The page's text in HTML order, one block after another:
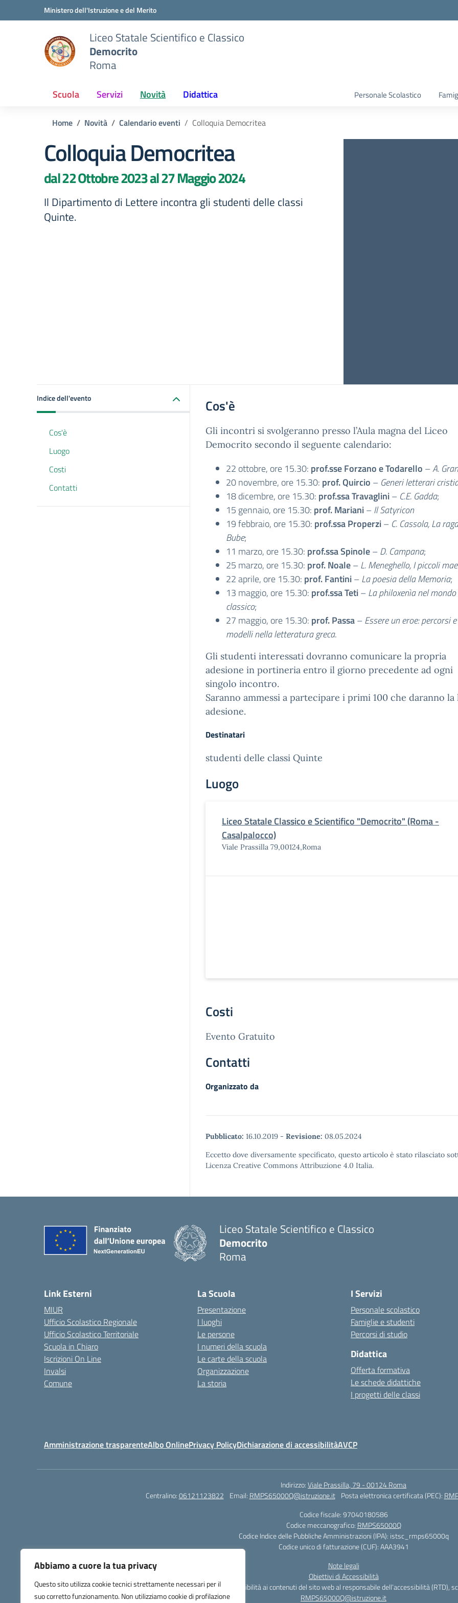
Abbiamo a cuore la tua privacy
Questo sito utilizza cookie tecnici strettamente necessari per il
suo corretto funzionamento. Non utilizziamo cookie di profilazione
Vai ai contenuti
Vai al menu di navigazioneMinistero dell'Istruzione e del Merito
Liceo Statale Scientifico e Classico
Democrito
Roma
Scuola Servizi Novità Didattica Personale Scolastico
Home Novità Calendario eventi Colloquia Democritea
Colloquia Democritea
dal 22 Ottobre 2023 al 27 Maggio 2024
Il Dipartimento di Lettere incontra gli studenti delle classi
Quinte.
Indice dell'evento
Cos'è
Luogo
Costi
Contatti
Cos'è
Gli incontri si svolgeranno presso l’Aula magna del Liceo
Democrito secondo il seguente calendario:
22 ottobre, ore 15.30: prof.sse Forzano e Todarello –A.
20 novembre, ore 15.30: prof. Quircio – Generi letterari
18 dicembre, ore 15.30: prof.ssa Travaglini– C.E. Gadda;
15 gennaio, ore 15.30: prof. Mariani–Il Satyricon
19 febbraio, ore 15.30: prof.ssa Properzi– C. Cassola, La
Bube;
11 marzo, ore 15.30: prof.ssa Spinole–D. Campana;
25 marzo, ore 15.30: prof. Noale–L. Meneghello, I piccoli
22 aprile, ore 15.30: prof. Fantini–La poesia della Memoria;
13 maggio, ore 15.30: prof.ssa Teti–La philoxenìa nel mondo
classico;
27 maggio, ore 15.30: prof. Passa–Essere un eroe: percorsi e
modelli nella letteratura greca.
Gli studenti interessati dovranno comunicare la propria
adesione in portineria entro il giorno precedente ad ogni
singolo incontro.
Saranno ammessi a partecipare i primi 100 che daranno
adesione.
Destinatari
studenti delle classi Quinte
Luogo
Liceo Statale Classico e Scientifico "Democrito" (Roma -
Casalpalocco)
Viale Prassilla 79,00124,Roma
Costi
Evento Gratuito
Contatti
Organizzato da
Pubblicato: 16.10.2019 - Revisione: 08.05.2024
Eccetto dove diversamente specificato, questo articolo è stato rilasciato
Licenza Creative Commons Attribuzione 4.0 Italia.
Liceo Statale Scientifico e Classico
Democrito
Roma
Link Esterni
MIUR
Ufficio Scolastico Regionale
Ufficio Scolastico Territoriale
Scuola in Chiaro
Iscrizioni On Line
Invalsi
Comune
La Scuola
Presentazione
I luoghi
Le persone
I numeri della scuola
Le carte della scuola
Organizzazione
La storia
I Servizi
Personale scolastico
Famiglie e studenti
Percorsi di studio
Didattica
Offerta formativa
Le schede didattiche
I progetti delle classi
Amministrazione trasparenteAlbo OnlinePrivacy PolicyDichiarazione di accessibilitàAVCP
Indirizzo:Viale Prassilla, 79 - 00124 Roma
Centralino:06121123822 Email: RMPS65000Q@istruzione.it Posta elettronica certificata (PEC):
Codice fiscale: 97040180586
Codice meccanografico: RMPS65000Q
Codice Indice delle Pubbliche Amministrazioni (IPA): istsc_rmps65000q
Codice unico di fatturazione (CUF): AAA3941
Note legali
Obiettivi di Accessibilità
Gli utenti possono segnalare eventuali casi di inaccessibilità ai contenuti del sito web al responsabile dell’accessibilità (RTD),
RMPS65000Q@istruzione.it